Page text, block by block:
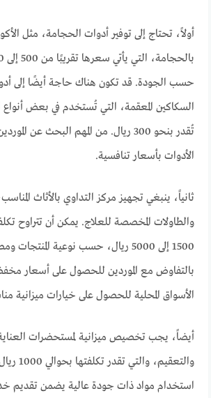
أولاً، تحتاج إلى توفير أدوات الحجامة، مثل
حسب الجودة. قد تكون هناك حاجة أيضًا إلى
السكاكين المعقمة، التي تُستخدم في بعض أنواع
تُقدر بنحو 300 ريال. من المهم البحث عن
الأدوات بأسعار تنافسية.
ثانياً، ينبغي تجهيز مركز التداوي بالأثاث
والطاولات المخصصة للعلاج. يمكن أن تتراوح
1500 إلى 5000 ريال، حسب نوعية
بالتفاوض مع الموردين للحصول على أسعار
الأسواق المحلية للحصول على خيارات ميزانية
أيضاً، يجب تخصيص ميزانية لمستحضرات
استخدام مواد ذات جودة عالية يضمن تقديم